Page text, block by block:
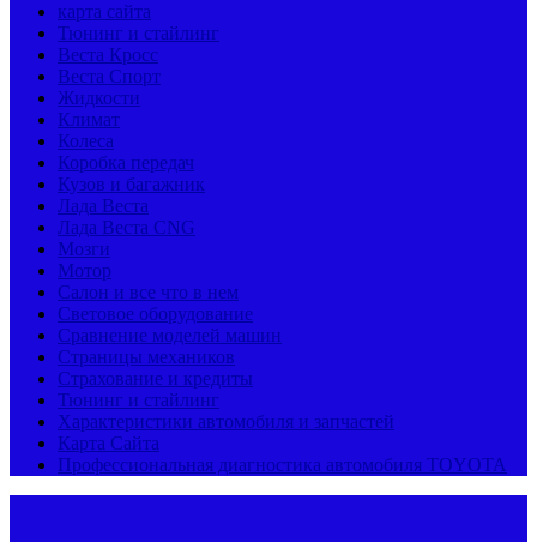
карта сайта
Тюнинг и стайлинг
Веста Кросс
Веста Спорт
Жидкости
Климат
Колеса
Коробка передач
Кузов и багажник
Лада Веста
Лада Веста CNG
Мозги
Мотор
Салон и все что в нем
Световое оборудование
Сравнение моделей машин
Страницы механиков
Страхование и кредиты
Тюнинг и стайлинг
Характеристики автомобиля и запчастей
Карта Сайта
Профессиональная диагностика автомобиля TOYOTA